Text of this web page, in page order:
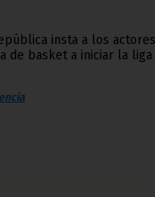
insta a los
de basket a iniciar la liga